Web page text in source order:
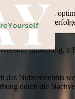
Besuchern ein
einem Drittland
notwendig,
das Nutzererlebnis
durch die